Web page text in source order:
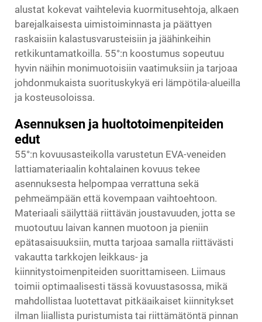
alustat kokevat vaihtelevia kuormitusehtoja, alkaen
barejalkaisesta uimistoiminnasta ja päättyen
raskaisiin kalastusvarusteisiin ja jäähinkeihin
retkikuntamatkoilla. 55°:n koostumus sopeutuu
hyvin näihin monimuotoisiin vaatimuksiin ja tarjoaa
johdonmukaista suorituskykyä eri lämpötila-alueilla
ja kosteusoloissa.
Asennuksen ja huoltotoimenpiteiden
edut
55°:n kovuusasteikolla varustetun EVA-veneiden
lattiamateriaalin kohtalainen kovuus tekee
asennuksesta helpompaa verrattuna sekä
pehmeämpään että kovempaan vaihtoehtoon.
Materiaali säilyttää riittävän joustavuuden, jotta se
muotoutuu laivan kannen muotoon ja pieniin
epätasaisuuksiin, mutta tarjoaa samalla riittävästi
vakautta tarkkojen leikkaus- ja
kiinnitystoimenpiteiden suorittamiseen. Liimaus
toimii optimaalisesti tässä kovuustasossa, mikä
mahdollistaa luotettavat pitkäaikaiset kiinnitykset
ilman liiallista puristumista tai riittämätöntä pinnan